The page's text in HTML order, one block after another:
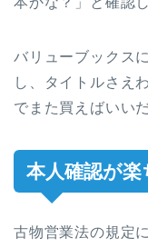
バリューブックス
し、タイトルさえ
でまた買えばいい
本人確認が楽
古物営業法の規定